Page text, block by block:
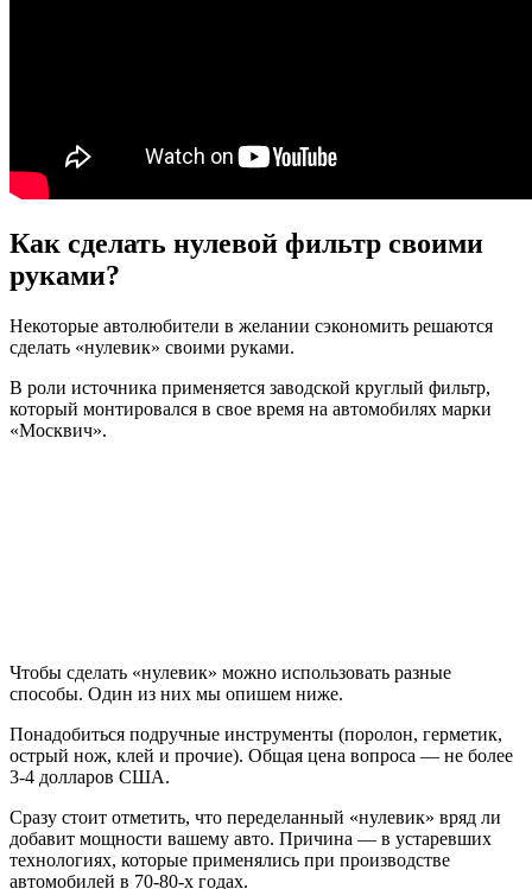
Как сделать нулевой фильтр своими
руками?
Некоторые автолюбители в желании сэкономить решаются
сделать «нулевик» своими руками.
В роли источника применяется заводской круглый фильтр,
который монтировался в свое время на автомобилях марки
«Москвич».
Чтобы сделать «нулевик» можно использовать разные
способы. Один из них мы опишем ниже.
Понадобиться подручные инструменты (поролон, герметик,
острый нож, клей и прочие). Общая цена вопроса — не более
3-4 долларов США.
Сразу стоит отметить, что переделанный «нулевик» вряд ли
добавит мощности вашему авто. Причина — в устаревших
технологиях, которые применялись при производстве
автомобилей в 70-80-х годах.